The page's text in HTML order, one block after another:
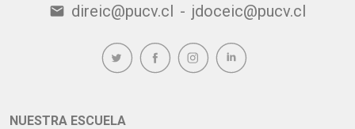
email direic@pucv.cl - jdoceic@pucv.cl
NUESTRA ESCUELA